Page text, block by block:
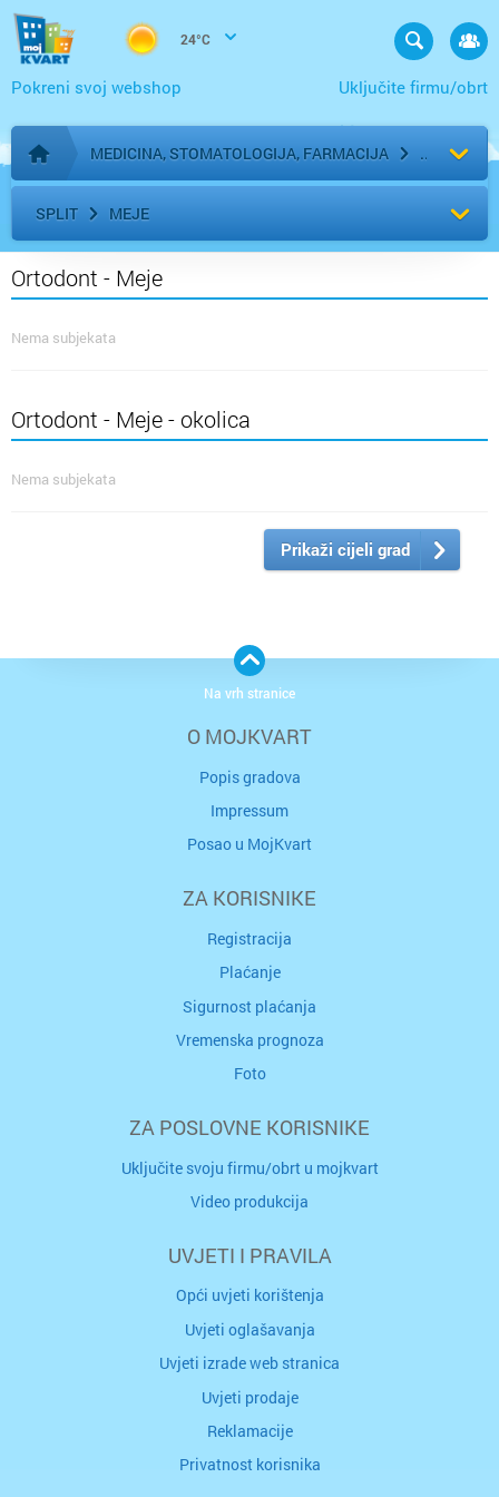
24°C
Uključite firmu/obrt
Pokreni svoj webshop
Početna stranica
MEDICINA, STOMATOLOGIJA, FARMACIJA
SPLIT MEJE
Ortodont - Meje
Nema subjekata
Ortodont - Meje - okolica
Nema subjekata
Prikaži cijeli grad
O MOJKVART
Popis gradova
Impressum
Posao u MojKvart
ZA KORISNIKE
Registracija
Plaćanje
Sigurnost plaćanja
Vremenska prognoza
Foto
ZA POSLOVNE KORISNIKE
Uključite svoju firmu/obrt u mojkvart
Video produkcija
UVJETI I PRAVILA
Opći uvjeti korištenja
Uvjeti oglašavanja
Uvjeti izrade web stranica
Uvjeti prodaje
Reklamacije
Privatnost korisnika
Na vrh stranice